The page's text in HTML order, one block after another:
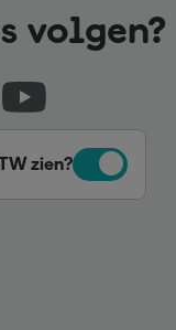
volgen?
zien?